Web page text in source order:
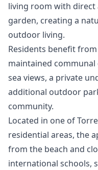
living room with direct
garden, creating a
outdoor living.
Residents benefit
maintained
sea views, a private
additional outdoor
community.
Located in one of
residential areas, the
from the beach and
international schools,